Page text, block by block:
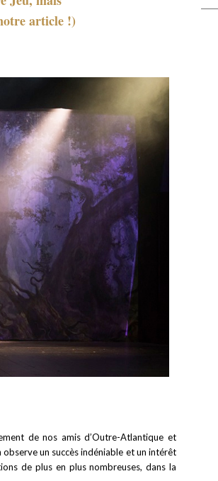
article !)
de nos amis d’Outre-Atlantique et
un succès indéniable et un intérêt
de plus en plus nombreuses, dans la